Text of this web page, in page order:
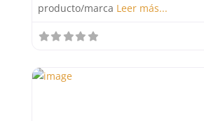
producto/marca Leer más...